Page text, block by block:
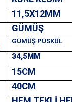
11,5X12MM
GÜMÜŞ
GÜMÜŞ PÜSKÜL
34,5MM
15CM
40CM